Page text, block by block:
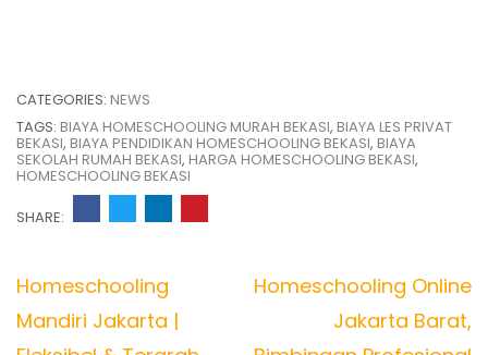
CATEGORIES: NEWS
TAGS: BIAYA HOMESCHOOLING MURAH BEKASI, BIAYA LES PRIVAT
BEKASI, BIAYA PENDIDIKAN HOMESCHOOLING BEKASI, BIAYA
SEKOLAH RUMAH BEKASI, HARGA HOMESCHOOLING BEKASI,
HOMESCHOOLING BEKASI
SHARE:
Post
navigation
Homeschooling
Mandiri Jakarta |
Homeschooling Online
Jakarta Barat,